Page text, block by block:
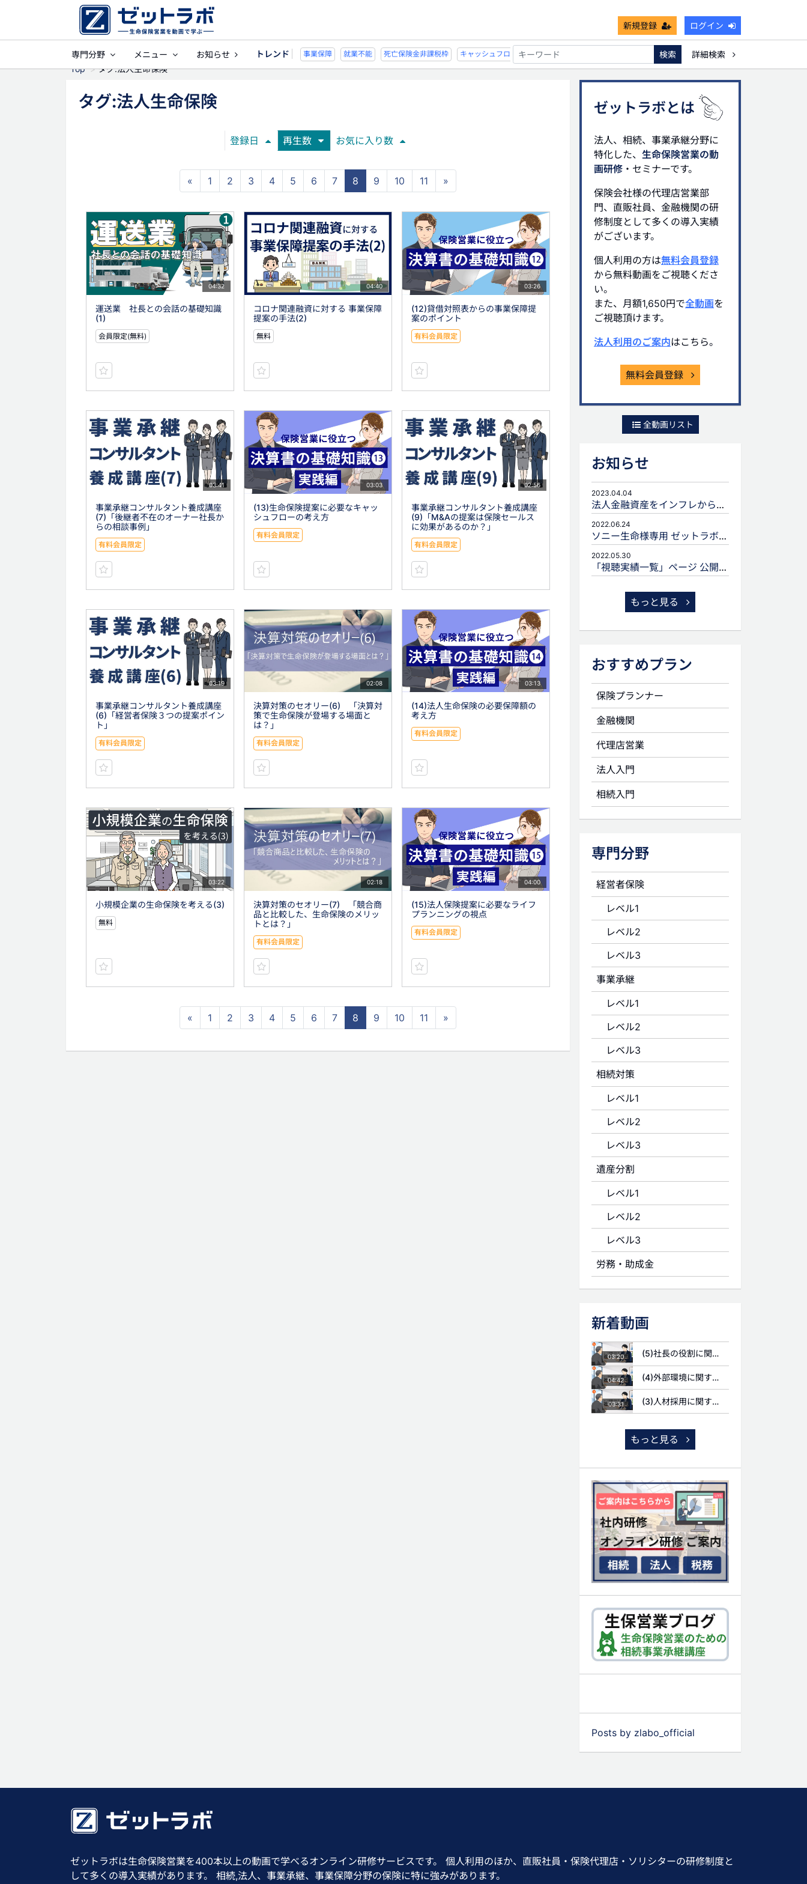
新規登録 ログイン
専門分野 メニュー お知らせ トレンド
事業保障 就業不能 死亡保険金非課税枠 キャッシュフロー 宗教法人 事業保障 就業不能 死亡保険金非課税枠 キャッシュフロー 宗教法人
検索
詳細検索
Top
タグ:法人生命保険
タグ:法人生命保険
登録日 再生数 お気に入り数
« 1 2 3 4 5 6 7 8 9 10 11 »
04:32
運送業 社長との会話の基礎知識
(1)
会員限定(無料)
04:40
コロナ関連融資に対する 事業保障
提案の手法(2)
無料
03:26
(12)貸借対照表からの事業保障提
案のポイント
有料会員限定
03:41
事業承継コンサルタント養成講座
(7)「後継者不在のオーナー社長か
らの相談事例」
有料会員限定
03:03
(13)生命保険提案に必要なキャッ
シュフローの考え方
有料会員限定
02:56
事業承継コンサルタント養成講座
(9)「M&Aの提案は保険セールス
に効果があるのか？」
有料会員限定
03:19
事業承継コンサルタント養成講座
(6)「経営者保険３つの提案ポイン
ト」
有料会員限定
02:08
決算対策のセオリー(6) 「決算対
策で生命保険が登場する場面と
は？」
有料会員限定
03:13
(14)法人生命保険の必要保障額の
考え方
有料会員限定
03:22
小規模企業の生命保険を考える(3)
無料
02:18
決算対策のセオリー(7) 「競合商
品と比較した、生命保険のメリッ
トとは？」
有料会員限定
04:00
(15)法人保険提案に必要なライフ
プランニングの視点
有料会員限定
« 1 2 3 4 5 6 7 8 9 10 11 »
ゼットラボとは
法人、相続、事業承継分野に
特化した、 生命保険営業の動
画研修 ・セミナーです。
保険会社様の代理店営業部
門、直販社員、金融機関の研
修制度として多くの導入実績
がございます。
個人利用の方は無料会員登録
から無料動画をご視聴くださ
い。
また、月額1,650円で全動画を
ご視聴頂けます。
法人利用のご案内はこちら。
無料会員登録
全動画リスト
お知らせ
2023.04.04
法人金融資産をインフレから守るための生命保険活用
2022.06.24
ソニー生命様専用 ゼットラボforLIFEPLANNERのご案内
2022.05.30
「視聴実績一覧」ページ 公開のお知らせ
もっと見る
おすすめプラン
保険プランナー
金融機関
代理店営業
法人入門
相続入門
専門分野
経営者保険
レベル1
レベル2
レベル3
事業承継
レベル1
レベル2
レベル3
相続対策
レベル1
レベル2
レベル3
遺産分割
レベル1
レベル2
レベル3
労務・助成金
新着動画
03:20 (5)社長の役割に関する質問
04:42 (4)外部環境に関する質問
03:31 (3)人材採用に関する質問
もっと見る
Posts by zlabo_official
ゼットラボは生命保険営業を400本以上の動画で学べるオンライン研修サービスです。 個人利用のほか、直販社員・保険代理店・ソリシターの研修制度と
して多くの導入実績があります。 相続,法人、事業承継、事業保障分野の保険に特に強みがあります。